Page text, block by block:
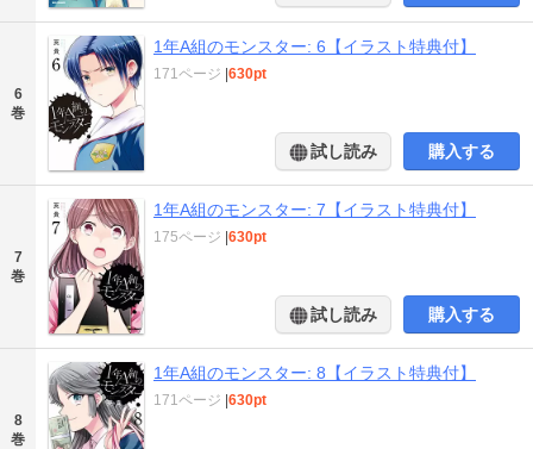
6
巻
1年A組のモンスター: 6【イラスト特典付】
171ページ |630pt
試し読み 購入する
7
巻
1年A組のモンスター: 7【イラスト特典付】
175ページ |630pt
試し読み 購入する
8
巻
1年A組のモンスター: 8【イラスト特典付】
171ページ |630pt